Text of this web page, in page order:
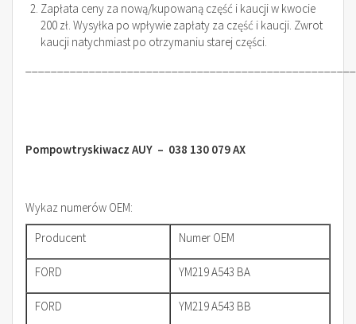
Zapłata ceny za nową/kupowaną część i kaucji w kwocie
200 zł. Wysyłka po wpływie zapłaty za część i kaucji. Zwrot
kaucji natychmiast po otrzymaniu starej części.
Pompowtryskiwacz AUY – 038 130 079 AX
Wykaz numerów OEM:
Producent
Numer OEM
FORD YM219 A543 BA
FORD YM219 A543 BB